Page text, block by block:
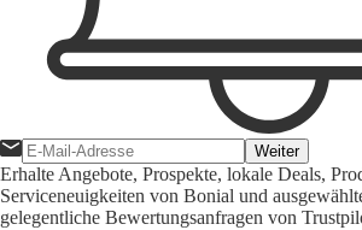
Weiter
Erhalte Angebote, Prospekte, lokale Deals,
Serviceneuigkeiten von Bonial und
gelegentliche Bewertungsanfragen von